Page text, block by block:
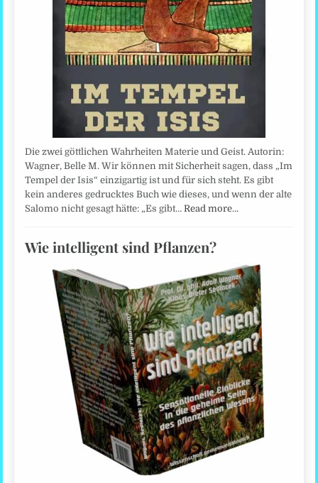
Die zwei göttlichen Wahrheiten Materie und Geist. Autorin:
Wagner, Belle M. Wir können mit Sicherheit sagen, dass „Im
Tempel der Isis“ einzigartig ist und für sich steht. Es gibt
kein anderes gedrucktes Buch wie dieses, und wenn der alte
Salomo nicht gesagt hätte: „Es gibt…Read more…
Wie intelligent sind Pflanzen?